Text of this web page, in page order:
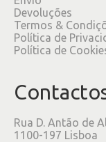
Devoluções
Termos &
Política de
Política de
Rua D. Antão de
1100-197 Lisboa